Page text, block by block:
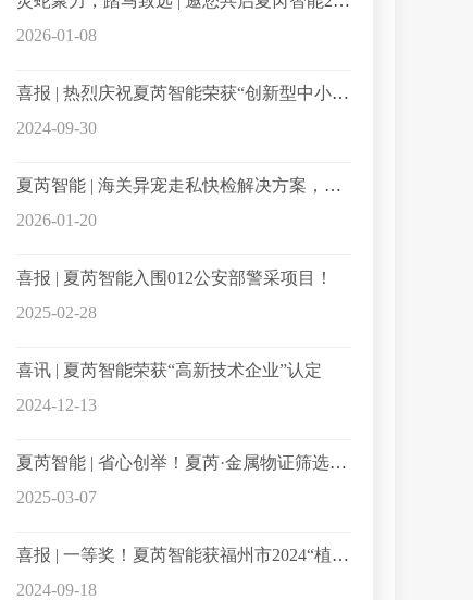
2026-01-08
喜报 | 热烈庆祝夏芮智能荣获“创新型中小企业”、“科技型中小企业”双称号
2024-09-30
夏芮智能 | 海关异宠走私快检解决方案，精准破解走私监管难题
2026-01-20
喜报 | 夏芮智能入围012公安部警采项目！
2025-02-28
喜讯 | 夏芮智能荣获“高新技术企业”认定
2024-12-13
夏芮智能 | 省心创举！夏芮·金属物证筛选机，让爆炸火灾现场关键证据“无处可藏”！
2025-03-07
喜报 | 一等奖！夏芮智能获福州市2024“植根榕城”优秀创业项目
2024-09-18